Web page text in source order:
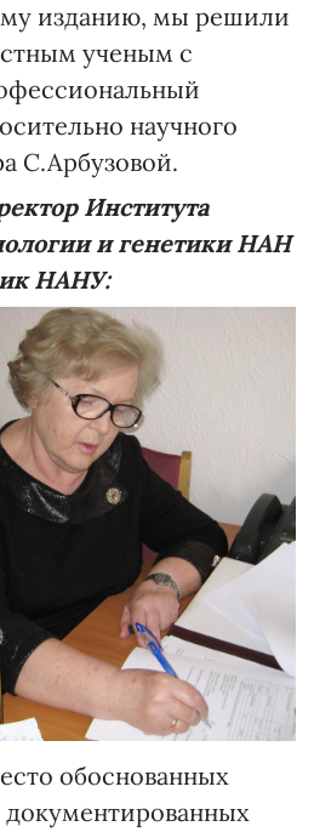
изданию, мы решили
ученым с
научного
С.Арбузовой.
Института
и генетики НАН
НАНУ:
обоснованных
документированных